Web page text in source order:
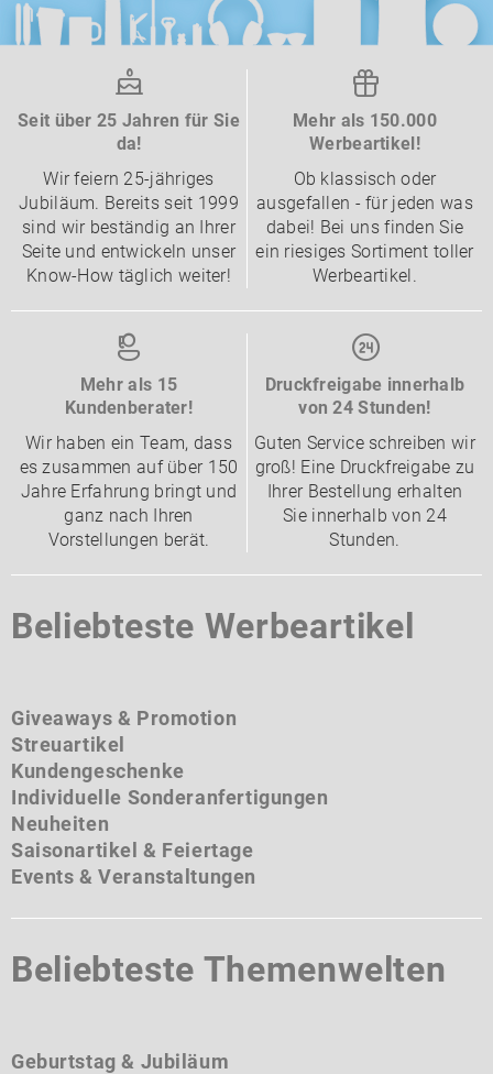
Seit über 25 Jahren für Sie
da!
Wir feiern 25-jähriges
Jubiläum. Bereits seit 1999
sind wir beständig an Ihrer
Seite und entwickeln unser
Know-How täglich weiter!
Mehr als 150.000
Werbeartikel!
Ob klassisch oder
ausgefallen - für jeden was
dabei! Bei uns finden Sie
ein riesiges Sortiment toller
Werbeartikel.
Mehr als 15
Kundenberater!
Wir haben ein Team, dass
es zusammen auf über 150
Jahre Erfahrung bringt und
ganz nach Ihren
Vorstellungen berät.
Druckfreigabe innerhalb
von 24 Stunden!
Guten Service schreiben wir
groß! Eine Druckfreigabe zu
Ihrer Bestellung erhalten
Sie innerhalb von 24
Stunden.
Beliebteste Werbeartikel
Giveaways & Promotion
Streuartikel
Kundengeschenke
Individuelle Sonderanfertigungen
Neuheiten
Saisonartikel & Feiertage
Events & Veranstaltungen
Beliebteste Themenwelten
Geburtstag & Jubiläum